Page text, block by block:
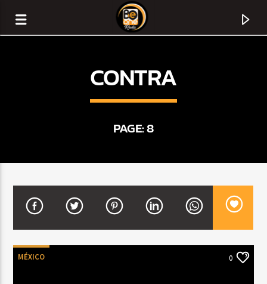
TITLE
ARTIST
CONTRA
PAGE: 8
MÉXICO 0